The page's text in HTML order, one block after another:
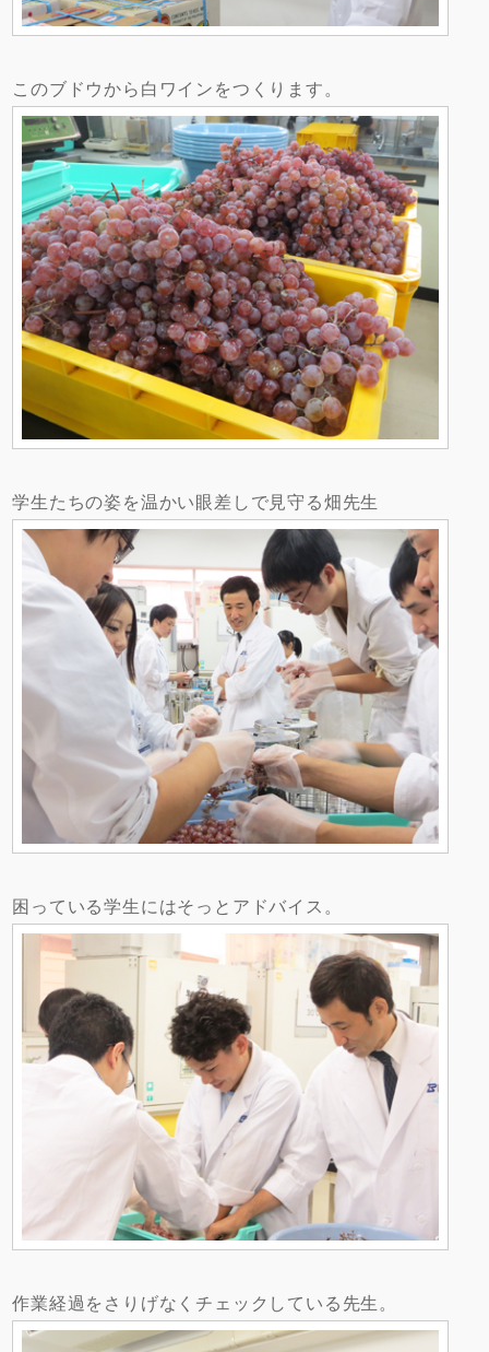
このブドウから白ワインをつくります。
学生たちの姿を温かい眼差しで見守る畑先生
困っている学生にはそっとアドバイス。
作業経過をさりげなくチェックしている先生。